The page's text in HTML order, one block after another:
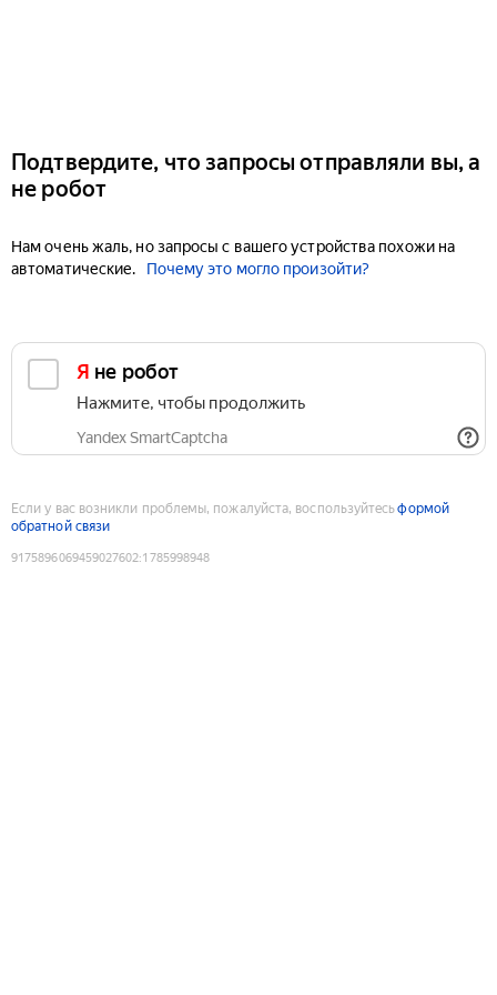
Подтвердите, что запросы отправляли вы, а
не робот
Нам очень жаль, но запросы с вашего устройства похожи на
автоматические.
Почему это могло произойти?
Я не робот
Нажмите, чтобы продолжить
Yandex SmartCaptcha
Если у вас возникли проблемы, пожалуйста, воспользуйтесьформой
обратной связи
9175896069459027602:1785998948